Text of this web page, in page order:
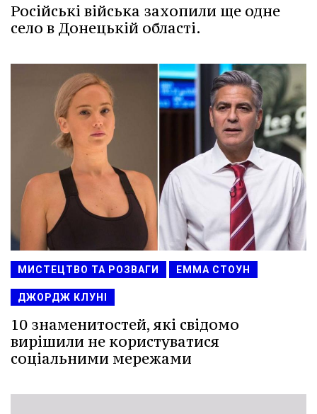
Російські війська захопили ще одне
село в Донецькій області.
МИСТЕЦТВО ТА РОЗВАГИ ЕММА СТОУН
ДЖОРДЖ КЛУНІ
10 знаменитостей, які свідомо
вирішили не користуватися
соціальними мережами